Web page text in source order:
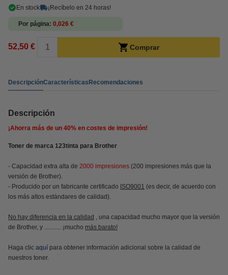
En stock
¡Recíbelo en 24 horas!
Por página 0,026 €
52,50 € Comprar
DescripciónCaracterísticasRecomendaciones
Descripción
¡Ahorra más de un 40% en costes de impresión!
Toner de marca 123tinta para Brother
- Capacidad extra alta de 2000 impresiones (200 impresiones más que la
versión de Brother).
- Producido por un fabricante certificado ISO9001 (es decir, de acuerdo con
los más altos estándares de calidad).
No hay diferencia en la calidad , una capacidad mucho mayor que la versión
de Brother, y ........... ¡mucho más barato!
Haga clic aquí para obtener información adicional sobre la calidad de
nuestros toner.